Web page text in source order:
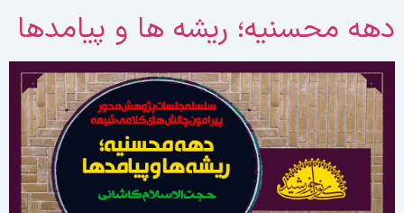
محسنیه؛ ریشه ها و پیامدها